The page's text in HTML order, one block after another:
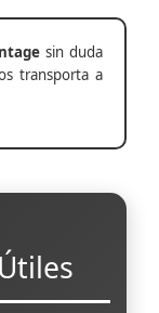
sin duda
transporta a